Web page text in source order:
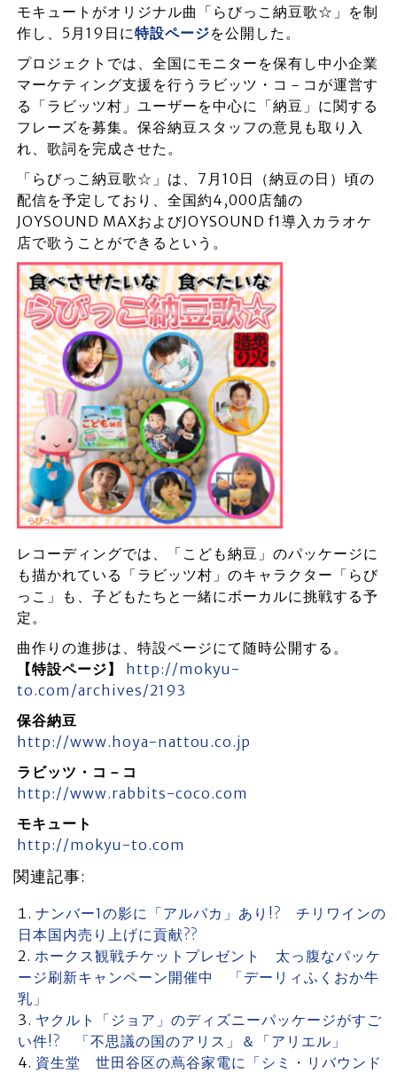
モキュートがオリジナル曲「らびっこ納豆歌☆」を制
作し、5月19日に特設ページを公開した。
プロジェクトでは、全国にモニターを保有し中小企業
マーケティング支援を行うラビッツ・コ－コが運営す
る「ラビッツ村」ユーザーを中心に「納豆」に関する
フレーズを募集。保谷納豆スタッフの意見も取り入
れ、歌詞を完成させた。
「らびっこ納豆歌☆」は、7月10日（納豆の日）頃の
配信を予定しており、全国約4,000店舗の
JOYSOUND MAXおよびJOYSOUND f1導入カラオケ
店で歌うことができるという。
レコーディングでは、「こども納豆」のパッケージに
も描かれている「ラビッツ村」のキャラクター「らび
っこ」も、子どもたちと一緒にボーカルに挑戦する予
定。
曲作りの進捗は、特設ページにて随時公開する。
【特設ページ】
http://mokyu-
to.com/archives/2193
保谷納豆
http://www.hoya-nattou.co.jp
ラビッツ・コ－コ
http://www.rabbits-coco.com
モキュート
http://mokyu-to.com
関連記事:
ナンバー1の影に「アルパカ」あり!? チリワインの
日本国内売り上げに貢献??
ホークス観戦チケットプレゼント 太っ腹なパッケ
ージ刷新キャンペーン開催中 「デーリィふくおか牛
乳」
ヤクルト「ジョア」のディズニーパッケージがすご
い件!? 「不思議の国のアリス」＆「アリエル」
資生堂 世田谷区の蔦谷家電に「シミ・リバウンド